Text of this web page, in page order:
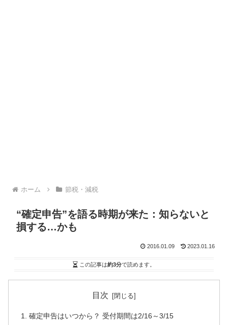
ホーム 節税・減税
“確定申告”を語る時期が来た：知らないと
損する…かも
2016.01.09 2023.01.16
この記事は約3分で読めます。
目次
確定申告はいつから？ 受付期間は2/16～3/15